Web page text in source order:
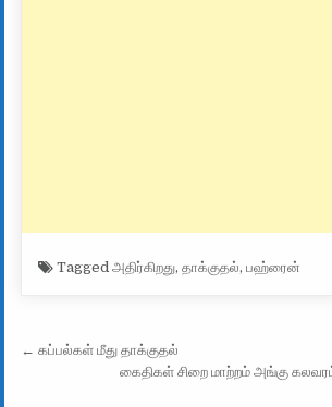
Taggedஅதிர்கிறது,தாக்குதல்,பஹ்ரைன்
Post navigation
← கப்பல்கள் மீது தாக்குதல்
கைதிகள் சிறை மாற்றம் அங்கு